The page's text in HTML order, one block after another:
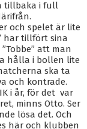
tillbaka i full
och spelet är lite
har tillfört sina
att man
hålla i bollen lite
ska ta
och kontrade.
i år, för det var
minns Otto. Ser
lösa det. Och
här och klubben